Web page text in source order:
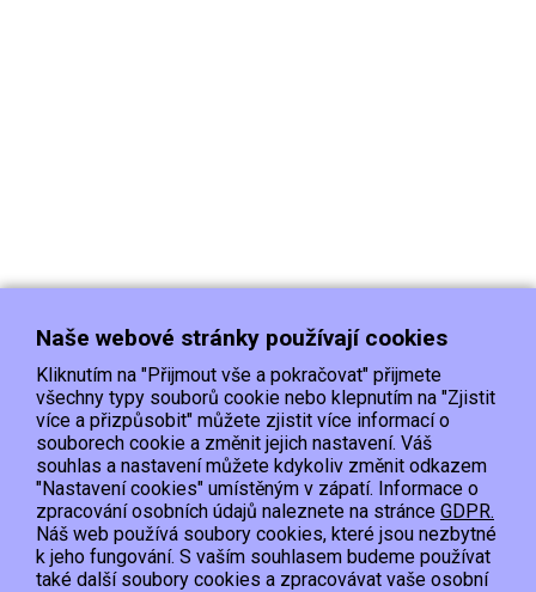
Doprava Platba
Kontakt/Reklamace
Obchodní podmínky
Ochrana os.údajů
EET :Podle zákona o evidenci tržeb je prodávající povinen vystavit kupujícímu
Naše webové stránky používají cookies
Kliknutím na "Přijmout vše a pokračovat" přijmete
všechny typy souborů cookie nebo klepnutím na "Zjistit
více a přizpůsobit" můžete zjistit více informací o
souborech cookie a změnit jejich nastavení. Váš
souhlas a nastavení můžete kdykoliv změnit odkazem
"Nastavení cookies" umístěným v zápatí. Informace o
zpracování osobních údajů naleznete na stránce GDPR.
Náš web používá soubory cookies, které jsou nezbytné
k jeho fungování. S vaším souhlasem budeme používat
také další soubory cookies a zpracovávat vaše osobní